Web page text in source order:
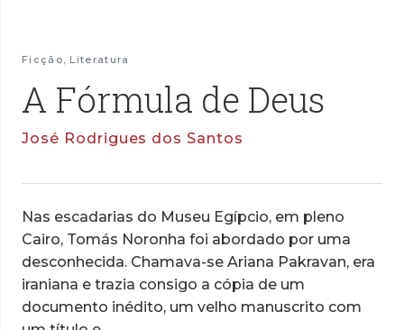
Ficção, Literatura
A Fórmula de Deus
José Rodrigues dos Santos
Nas escadarias do Museu Egípcio, em pleno
Cairo, Tomás Noronha foi abordado por uma
desconhecida. Chamava-se Ariana Pakravan, era
iraniana e trazia consigo a cópia de um
documento inédito, um velho manuscrito com